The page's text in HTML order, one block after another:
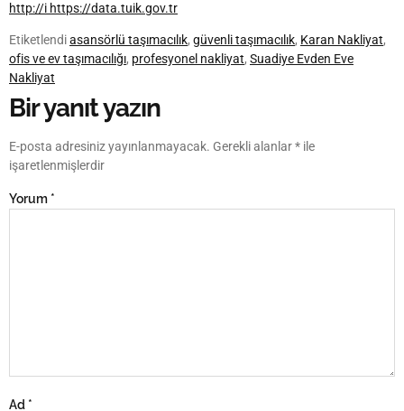
http://i https://data.tuik.gov.tr
Etiketlendiasansörlü taşımacılık, güvenli taşımacılık, Karan Nakliyat,
ofis ve ev taşımacılığı, profesyonel nakliyat, Suadiye Evden Eve
Nakliyat
Bir yanıt yazın
E-posta adresiniz yayınlanmayacak. Gerekli alanlar* ile
işaretlenmişlerdir
Yorum *
Ad *